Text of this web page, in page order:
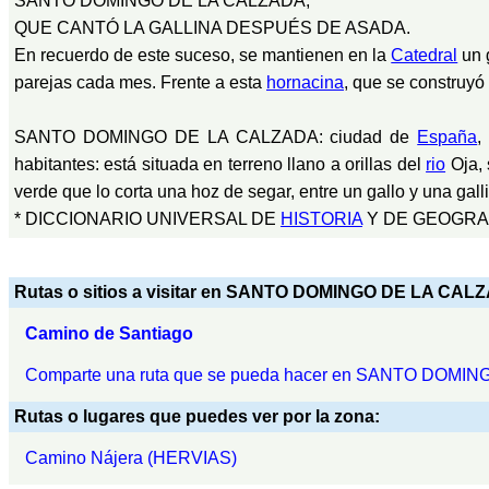
QUE CANTÓ LA GALLINA DESPUÉS DE ASADA.
En recuerdo de este suceso, se mantienen en laCatedral un
parejas cada mes. Frente a esta hornacina, que se
SANTO DOMINGO DE LA CALZADA: ciudad de España,
habitantes: está situada en terreno llano a orillas del rio Oja,
verde que lo corta una hoz de segar, entre un gallo y una
* DICCIONARIO UNIVERSAL DE HISTORIAY DE
Rutas o sitios a visitar en SANTO DOMINGO DE LA
Camino de Santiago
Comparte una ruta que se pueda hacer en SANTO
Rutas o lugares que puedes ver por la zona:
Camino Nájera (HERVIAS)